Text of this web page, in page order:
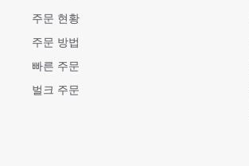
주문 현황
주문 방법
빠른 주문
벌크 주문